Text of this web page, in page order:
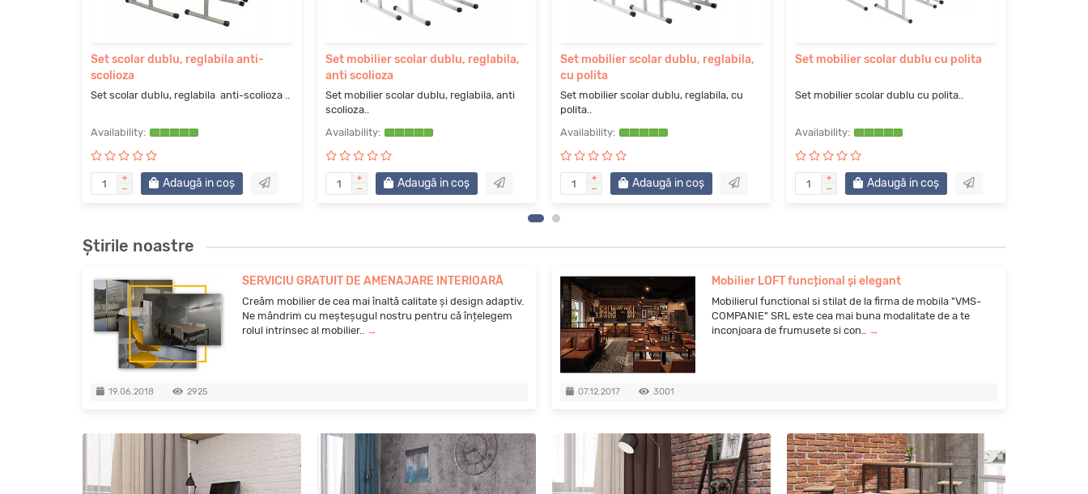
Set scolar dublu, reglabila anti-
scolioza
Set scolar dublu, reglabila anti-scolioza ..
Adaugă in coş
Set mobilier scolar dublu, reglabila,
anti scolioza
Set mobilier scolar dublu, reglabila, anti
scolioza..
Adaugă in coş
Set mobilier scolar dublu, reglabila,
cu polita
Set mobilier scolar dublu, reglabila, cu
polita..
Adaugă in coş
Set mobilier scolar dublu cu polita
Set mobilier scolar dublu cu polita..
Adaugă in coş
Știrile noastre
SERVICIU GRATUIT DE AMENAJARE INTERIOARĂ
Creăm mobilier de cea mai înaltă calitate și design adaptiv.
Ne mândrim cu meșteșugul nostru pentru că înțelegem
rolul intrinsec al mobilier.. →
19.06.2018 2925
Mobilier LOFT funcțional și elegant
Mobilierul functional si stilat de la firma de mobila "VMS-
COMPANIE" SRL este cea mai buna modalitate de a te
inconjoara de frumusete si con.. →
07.12.2017 3001